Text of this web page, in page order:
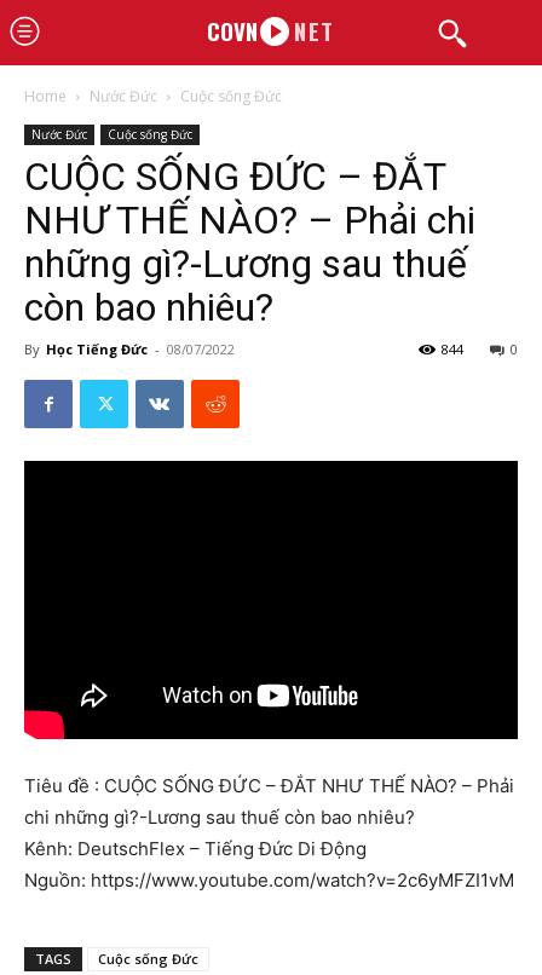
COVN NET
Home Nước Đức Cuộc sống Đức
Nước Đức Cuộc sống Đức
CUỘC SỐNG ĐỨC – ĐẮT
NHƯ THẾ NÀO? – Phải chi
những gì?-Lương sau thuế
còn bao nhiêu?
By Học Tiếng Đức - 08/07/2022 0
844
Tiêu đề : CUỘC SỐNG ĐỨC – ĐẮT NHƯ THẾ NÀO? – Phải
chi những gì?-Lương sau thuế còn bao nhiêu?
Kênh: DeutschFlex – Tiếng Đức Di Động
Nguồn: https://www.youtube.com/watch?v=2c6yMFZI1vM
TAGS Cuộc sống Đức